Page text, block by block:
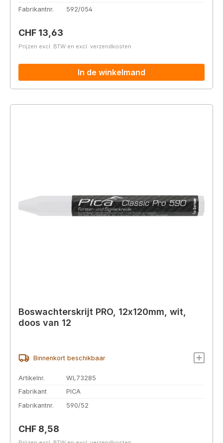
Fabrikantnr.
592/054
Normale prijs:
CHF 13,63
Prijzen excl. BTW en excl. verzendkosten
In de winkelmand
Boswachterskrijt PRO, 12x120mm, wit,
doos van 12
Binnenkort beschikbaar
Artikelnr.
WL73285
Fabrikant
PICA
Fabrikantnr.
590/52
Normale prijs:
CHF 8,58